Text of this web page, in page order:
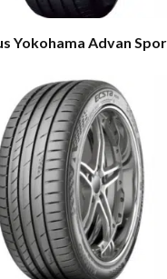
Yokohama Advan